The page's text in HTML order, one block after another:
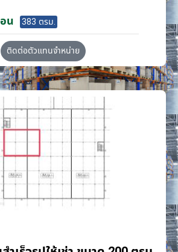
น 383 ตรม.
ติดต่อตัวแทนจำหน่าย